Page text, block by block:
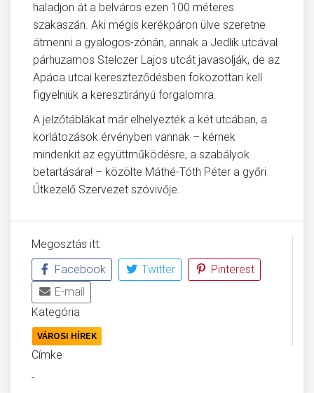
haladjon át a belváros ezen 100 méteres
szakaszán. Aki mégis kerékpáron ülve szeretne
átmenni a gyalogos-zónán, annak a Jedlik utcával
párhuzamos Stelczer Lajos utcát javasolják, de az
Apáca utcai kereszteződésben fokozottan kell
figyelniük a keresztirányú forgalomra.
A jelzőtáblákat már elhelyezték a két utcában, a
korlátozások érvényben vannak – kérnek
mindenkit az együttműködésre, a szabályok
betartására! – közölte Máthé-Tóth Péter a győri
Útkezelő Szervezet szóvivője.
Megosztás itt:
Facebook
Twitter
Pinterest
E-mail
Kategória
VÁROSI HÍREK
Címke
-